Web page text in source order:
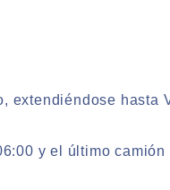
extendiéndose hasta
y el último